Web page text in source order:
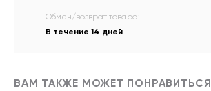
Обмен/возврат товара:
В течение 14 дней
ВАМ ТАКЖЕ МОЖЕТ ПОНРАВИТЬСЯ